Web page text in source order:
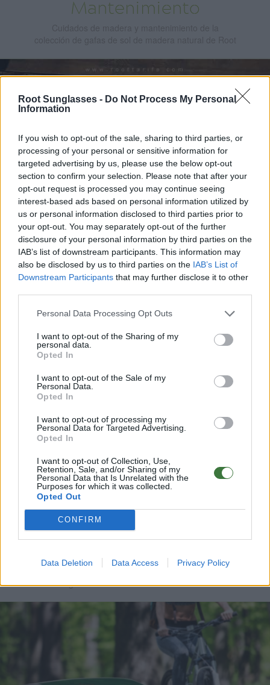
Root Sunglasses - Do Not Process My Personal
Information
If you wish to opt-out of the sale, sharing to third parties, or
processing of your personal or sensitive information for
targeted advertising by us, please use the below opt-out
section to confirm your selection. Please note that after your
opt-out request is processed you may continue seeing
interest-based ads based on personal information utilized by
us or personal information disclosed to third parties prior to
your opt-out. You may separately opt-out of the further
disclosure of your personal information by third parties on the
IAB’s list of downstream participants. This information may
also be disclosed by us to third parties on the IAB’s List of
Downstream Participants that may further disclose it to other
Personal Data Processing Opt Outs
I want to opt-out of the Sharing of my
personal data.
Opted In
I want to opt-out of the Sale of my
Personal Data.
Opted In
I want to opt-out of processing my
Personal Data for Targeted Advertising.
Opted In
I want to opt-out of Collection, Use,
Retention, Sale, and/or Sharing of my
Personal Data that Is Unrelated with the
Purposes for which it was collected.
Opted Out
CONFIRM
Data Deletion Data Access Privacy Policy
Mantenimiento
10/06/2019
Nuestras Lentes:
Información Técnica
Información sobre las lentes polarizadas utilizadas
32 Gafas donde
conseguir un DTO del
30%
Durante el mes de mayo y por tiempo indefinido (...o
por definir en un futuro) te presentamos 33 modelos
de gafas con Patillas de Madera donde...